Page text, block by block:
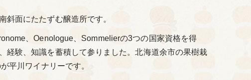
斜面にたたずむ醸造所です。
、Oenologue、Sommelierの3つの国家資格を得
経験、知識を蓄積して参りました。北海道余市の果樹栽
平川ワイナリーです。